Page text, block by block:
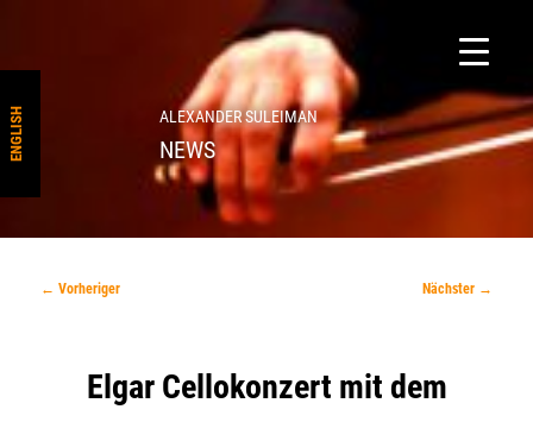
ENGLISH ALEXANDER SULEIMAN
NEWS
Beitragsnavigation
← Vorheriger Nächster →
Elgar Cellokonzert mit dem